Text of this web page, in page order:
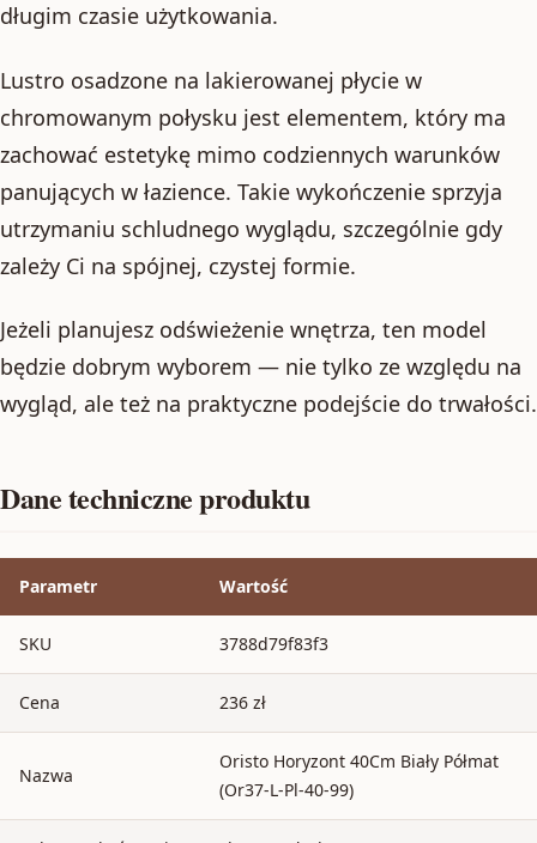
długim czasie użytkowania.
Lustro osadzone na lakierowanej płycie w
chromowanym połysku jest elementem, który ma
zachować estetykę mimo codziennych warunków
panujących w łazience. Takie wykończenie sprzyja
utrzymaniu schludnego wyglądu, szczególnie gdy
zależy Ci na spójnej, czystej formie.
Jeżeli planujesz odświeżenie wnętrza, ten model
będzie dobrym wyborem — nie tylko ze względu na
wygląd, ale też na praktyczne podejście do trwałości.
Dane techniczne produktu
Parametr Wartość
SKU 3788d79f83f3
Cena 236 zł
Nazwa
Oristo Horyzont 40Cm Biały Półmat
(Or37-L-Pl-40-99)